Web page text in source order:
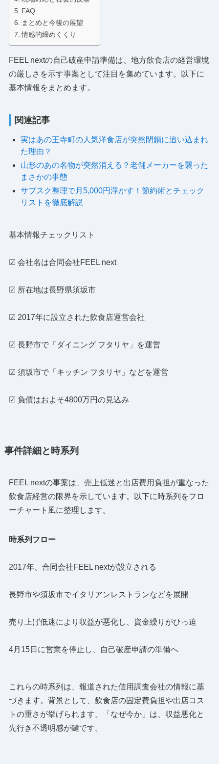
FAQ
まとめと今後の展望
情感的締めくくり
FEEL nextの自己破産申請準備は、地方飲食店の経営環境
の厳しさを示す事案として注目を集めています。以下に
基本情報をまとめます。
関連記事
実はあの王寺町の人気洋食店が突然閉鎖に追い込まれ
た理由？
山形のあの名物が突然消える？老舗メーカーを襲った
まさかの事態
サブスク整理で月5,000円浮かす！節約術とチェック
リストを徹底解説
基本情報チェックリスト
☑ 会社名は合同会社FEEL next
☑ 所在地は長野県須坂市
☑ 2017年に設立された飲食店運営会社
☑ 長野市で「ダイニング フタリヤ」を運営
☑ 須坂市で「キッチン フタリヤ」などを運営
☑ 負債はおよそ4800万円の見込み
事件詳細と時系列
FEEL nextの事案は、売上低迷と出店費用負担が重なった
飲食店経営の限界を示しています。以下に時系列をフロ
ーチャート風に整理します。
時系列フロー
2017年、合同会社FEEL nextが設立される
長野市や須坂市でイタリアンレストランなどを展開
売り上げ低迷により収益が悪化し、資金繰りがひっ迫
4月15日に営業を停止し、自己破産申請の準備へ
これらの時系列は、報道された信用調査会社の情報に基
づきます。背景として、飲食店の固定費負担や出店コス
トの重さが挙げられます。「なぜ今か」は、収益悪化と
先行き不透明感が鍵です。